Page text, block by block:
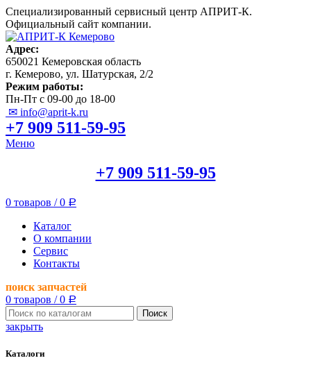
Специализированный сервисный центр АПРИТ-К.
Официальный сайт компании.
Адрес:
650021 Кемеровская область
г. Кемерово, ул. Шатурская, 2/2
Режим работы:
Пн-Пт с 09-00 до 18-00
✉ info@aprit-k.ru
+7 909 511-59-95
Меню
+7 909 511-59-95
0 товаров / 0 Р
Каталог
О компании
Сервис
Контакты
поиск запчастей
0 товаров / 0 Р
Поиск
закрыть
Каталоги